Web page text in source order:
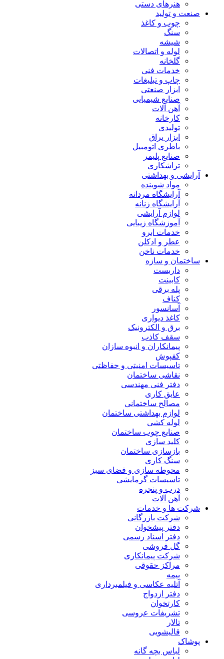
هنرهای دستی
صنعت و تولید
چوب و کاغذ
سنگ
شیشه
لوله و اتصالات
گلخانه
خدمات فنی
چاپ و تبلیغات
ابزار صنعتی
صنایع شیمیایی
آهن آلات
کارخانه
تولیدی
ابزار یراق
باطری اتومبیل
صنایع پلیمر
تراشکاری
آرایشی و بهداشتی
مواد شوینده
آرایشگاه مردانه
آرایشگاه زنانه
لوازم آرایشی
آموزشگاه زیبایی
خدمات ابرو
عطر و ادکلن
خدمات ناخن
ساختمان و سازه
داربست
کابینت
پله برقی
کناف
آسانسور
کاغذ دیواری
برق و الکترونیک
سقف کاذب
پیمانکاران و انبوه سازان
کفپوش
تاسیسات امنیتی و حفاظتی
نقاشی ساختمان
دفتر فنی مهندسی
عایق کاری
مصالح ساختمانی
لوازم بهداشتی ساختمان
لوله کشی
صنایع چوب ساختمان
کلید سازی
بازسازی ساختمان
سنگ کاری
محوطه سازی و فضای سبز
تاسیسات گرمایشی
درب و پنجره
آهن آلات
شرکت ها و خدمات
شرکت بازرگانی
دفتر پیشخوان
دفتر اسناد رسمی
گل فروشی
شرکت پیمانکاری
مراکز حقوقی
بیمه
آتلیه عکاسی و فیلمبرداری
دفتر ازدواج
کارتخوان
تشریفات عروسی
تالار
قالیشویی
پوشاک
لباس بچه گانه